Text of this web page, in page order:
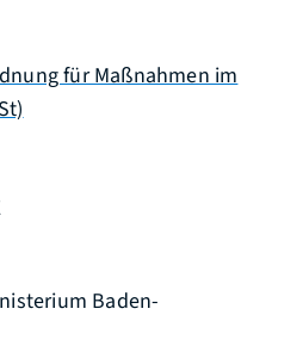
für Maßnahmen im
Baden-